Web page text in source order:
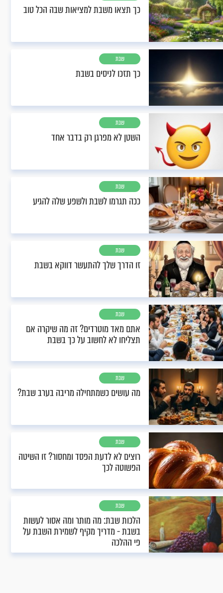
כך תצאו משבת למציאות שבה הכל טוב
שבת
כך תזכו לניסים בשבת
שבת
השטן לא מפרגן רק בדבר אחד
שבת
ככה תגרמו לשבת ולשפע שלה להגיע
שבת
זו הדרך שלך להתעשר דווקא בשבת
שבת
אתם מאד מוטרדים? זה מה שיקרה אם
תצליחו לא לחשוב על כך בשבת
שבת
מה עושים כשמתחילה מריבה בערב שבת?
שבת
רוצים לא לדעת הפסד ומחסור? זו השיטה
הפשוטה לכך
שבת
הלכות שבת: מה מותר ומה אסור לעשות
בשבת - מדריך מקיף לשמירת השבת על
פי ההלכה